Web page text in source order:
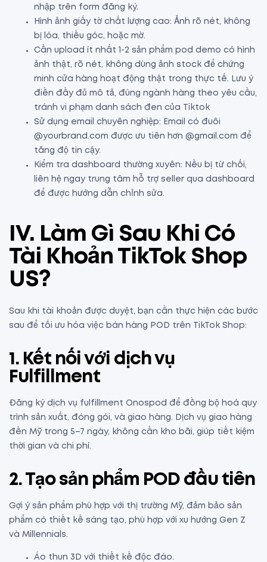
nhập trên form đăng ký.
Hình ảnh giấy tờ chất lượng cao: Ảnh rõ nét, không
bị lóa, thiếu góc, hoặc mờ.
Cần upload ít nhất 1-2 sản phẩm pod demo có hình
ảnh thật, rõ nét, không dùng ảnh stock để chứng
minh cửa hàng hoạt động thật trong thực tế. Lưu ý
điền đầy đủ mô tả, đúng ngành hàng theo yêu cầu,
tránh vi phạm danh sách đen của Tiktok
Sử dụng email chuyên nghiệp: Email có đuôi
@yourbrand.com được ưu tiên hơn @gmail.com để
tăng độ tin cậy.
Kiểm tra dashboard thường xuyên: Nếu bị từ chối,
liên hệ ngay trung tâm hỗ trợ seller qua dashboard
để được hướng dẫn chỉnh sửa.
IV. Làm Gì Sau Khi Có
Tài Khoản TikTok Shop
US?
Sau khi tài khoản được duyệt, bạn cần thực hiện các bước
sau để tối ưu hóa việc bán hàng POD trên TikTok Shop:
1. Kết nối với dịch vụ
Fulfillment
Đăng ký dịch vụ fulfillment Onospod để đồng bộ hoá quy
trình sản xuất, đóng gói, và giao hàng. Dịch vụ giao hàng
đến Mỹ trong 5–7 ngày, không cần kho bãi, giúp tiết kiệm
thời gian và chi phí.
2. Tạo sản phẩm POD đầu tiên
Gợi ý sản phẩm phù hợp với thị trường Mỹ, đảm bảo sản
phẩm có thiết kế sáng tạo, phù hợp với xu hướng Gen Z
và Millennials.
Áo thun 3D với thiết kế độc đáo.